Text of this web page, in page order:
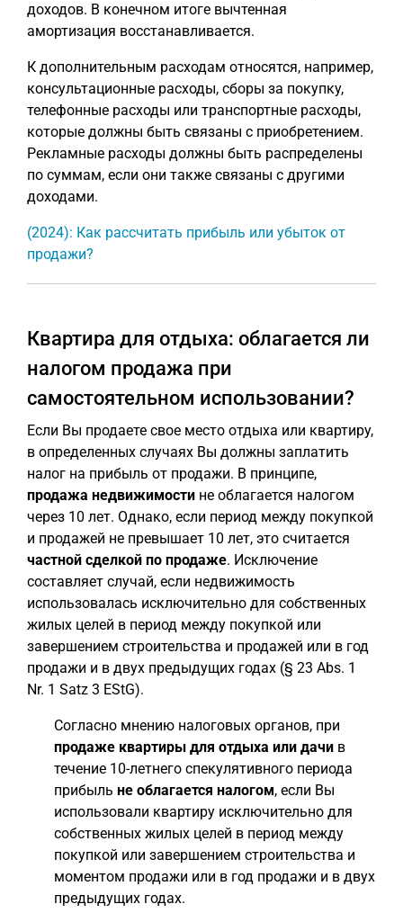
доходов. В конечном итоге вычтенная
амортизация восстанавливается.
К дополнительным расходам относятся, например,
консультационные расходы, сборы за покупку,
телефонные расходы или транспортные расходы,
которые должны быть связаны с приобретением.
Рекламные расходы должны быть распределены
по суммам, если они также связаны с другими
доходами.
(2024): Как рассчитать прибыль или убыток от
продажи?
Квартира для отдыха: облагается ли
налогом продажа при
самостоятельном использовании?
Если Вы продаете свое место отдыха или квартиру,
в определенных случаях Вы должны заплатить
налог на прибыль от продажи. В принципе,
продажа недвижимости не облагается налогом
через 10 лет. Однако, если период между покупкой
и продажей не превышает 10 лет, это считается
частной сделкой по продаже. Исключение
составляет случай, если недвижимость
использовалась исключительно для собственных
жилых целей в период между покупкой или
завершением строительства и продажей или в год
продажи и в двух предыдущих годах (§ 23 Abs. 1
Nr. 1 Satz 3 EStG).
Согласно мнению налоговых органов, при
продаже квартиры для отдыха или дачи в
течение 10-летнего спекулятивного периода
прибыль не облагается налогом, если Вы
использовали квартиру исключительно для
собственных жилых целей в период между
покупкой или завершением строительства и
моментом продажи или в год продажи и в двух
предыдущих годах.